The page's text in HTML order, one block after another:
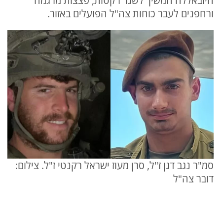
ורחפנים לעבר כוחות צה"ל הפועלים באזור.
סמ"ר נגב דגן ז"ל, סרן מעוז ישראל רקנטי ז"ל. צילום:
דובר צה"ל